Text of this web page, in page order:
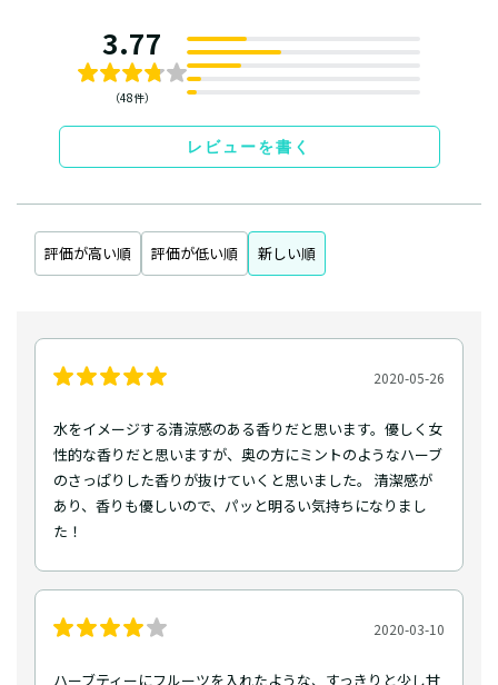
3.77
（48件）
レビューを書く
評価が高い順 評価が低い順 新しい順
2020-05-26
水をイメージする清涼感のある香りだと思います。優しく女
性的な香りだと思いますが、奥の方にミントのようなハーブ
のさっぱりした香りが抜けていくと思いました。 清潔感が
あり、香りも優しいので、パッと明るい気持ちになりまし
た！
2020-03-10
ハーブティーにフルーツを入れたような、すっきりと少し甘